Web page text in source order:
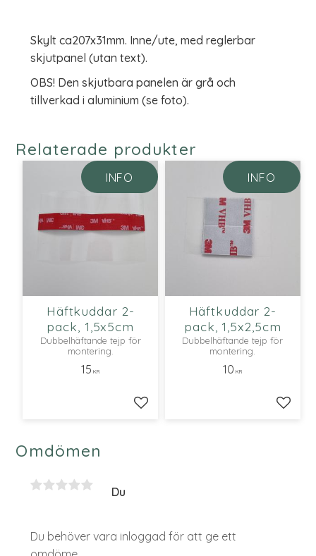
Skylt ca207x31mm. Inne/ute, med reglerbar
skjutpanel (utan text).
OBS! Den skjutbara panelen är grå och
tillverkad i aluminium (se foto).
Omdömen
Du
Relaterade produkter
Häftkuddar 2-
pack, 1,5x5cm
Dubbelhäftande tejp för
montering.
15 KR
Lägg till i favoriter
INFO
Häftkuddar 2-
pack, 1,5x2,5cm
Dubbelhäftande tejp för
montering.
10 KR
Lägg
INFO